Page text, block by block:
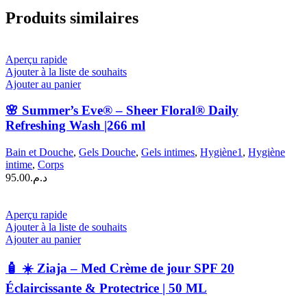
Produits similaires
Aperçu rapide
Ajouter à la liste de souhaits
Ajouter au panier
🌸 Summer’s Eve® – Sheer Floral® Daily
Refreshing Wash |266 ml
Bain et Douche, Gels Douche, Gels intimes, Hygiène1 , Hygiène
intime, Corps
د.م.95.00
Aperçu rapide
Ajouter à la liste de souhaits
Ajouter au panier
🧴 ☀️ Ziaja – Med Crème de jour SPF 20
Éclaircissante & Protectrice | 50 ML